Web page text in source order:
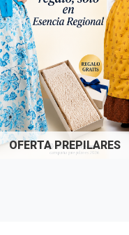
i
a
A
r
a
OFERTA PREPILARES